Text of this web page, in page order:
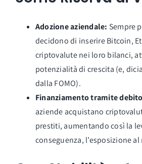
Adozione aziendale: Sempre
decidono di inserire Bitcoin,
criptovalute nei loro bilanci,
potenzialità di crescita (e,
dalla FOMO).
Finanziamento tramite
aziende acquistano
prestiti, aumentando così la
conseguenza, l’esposizione